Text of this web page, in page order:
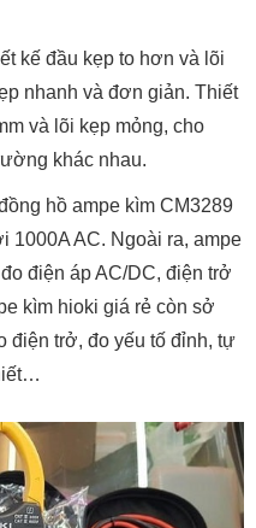
kế đầu kẹp to hơn và lõi
nhanh và đơn giản. Thiết
và lõi kẹp mỏng, cho
khác nhau.
hồ ampe kìm CM3289
1000A AC. Ngoài ra, ampe
điện áp AC/DC, điện trở
kìm hioki giá rẻ còn sở
điện trở, đo yếu tố đỉnh, tự